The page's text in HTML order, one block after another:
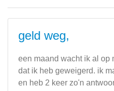
geld weg,
een maand wacht ik al op
dat ik heb geweigerd. ik
en heb 2 keer zo'n